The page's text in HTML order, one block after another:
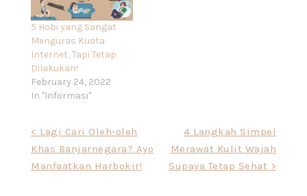
5 Hobi yang Sangat
Menguras Kuota
Internet, Tapi Tetap
Dilakukan!
February 24, 2022
In "Informasi"
navigation
< Lagi Cari Oleh-oleh
Khas Banjarnegara? Ayo
Manfaatkan Harbokir!
4 Langkah Simpel
Merawat Kulit Wajah
Supaya Tetap Sehat >